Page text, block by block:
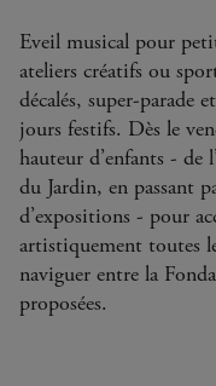
Eveil musical pour
ateliers créatifs ou
décalés, super-parade
jours festifs. Dès le
hauteur d’enfants -
du Jardin, en passant
d’expositions - pour
artistiquement toutes
naviguer entre la
proposées.